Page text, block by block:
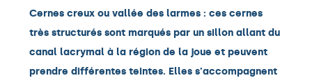
Cernes creux ou vallée des larmes : ces cernes
très structurés sont marqués par un sillon allant du
canal lacrymal à la région de la joue et peuvent
prendre différentes teintes. Elles s'accompagnent